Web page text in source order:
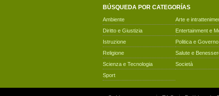
BÚSQUEDA POR CATEGORÍAS
Ambiente
Arte e
Diritto e Giustizia
Entertainment e
Istruzione
Politica e Governo
Religione
Salute e
Scienza e Tecnologia
Società
Sport